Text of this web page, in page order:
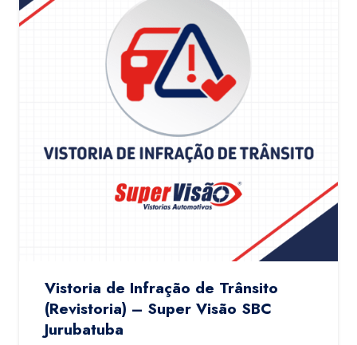
Vistoria de Infração de Trânsito
(Revistoria) – Super Visão SBC
Jurubatuba